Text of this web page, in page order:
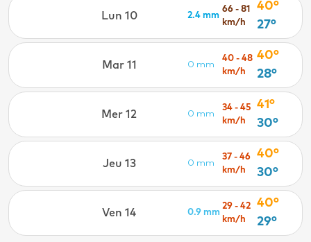
Lun 10 2.4 mm
66 - 81
km/h
40°
27°
Mar 11 0 mm
40 - 48
km/h
40°
28°
Mer 12 0 mm
34 - 45
km/h
41°
30°
Jeu 13 0 mm
37 - 46
km/h
40°
30°
Ven 14 0.9 mm
29 - 42
km/h
40°
29°